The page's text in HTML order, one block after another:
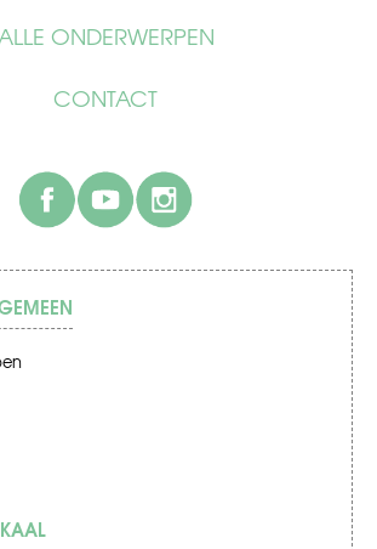
ONDERWERPEN
CONTACT
facebook